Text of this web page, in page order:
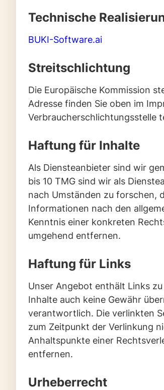
Technische
BUKI-Software.ai
Streitschlichtung
Die Europäische Kommission
Adresse finden Sie oben im
Verbraucherschlichtungsstelle
Haftung für Inhalte
Als Diensteanbieter sind wir
bis 10 TMG sind wir als
nach Umständen zu forschen,
Informationen nach den
Kenntnis einer konkreten
umgehend entfernen.
Haftung für Links
Unser Angebot enthält Links
Inhalte auch keine Gewähr
verantwortlich. Die verlinkten
zum Zeitpunkt der Verlinkung
Anhaltspunkte einer
entfernen.
Urheberrecht